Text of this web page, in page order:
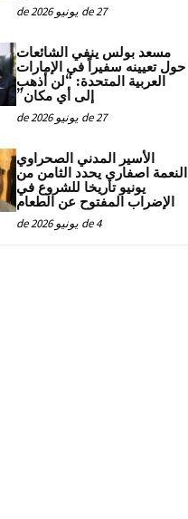
27 de يونيو de 2026
مسعد بولس ينفي الشائعات
حول تعيينه سفيراً في الإمارات
العربية المتحدة: “لن أذهب
إلى أي مكان”
27 de يونيو de 2026
الأسير المدني الصحراوي
النعمة اصفاري يحدد الثامن من
يونيو تاريخا للشروع في
الإضراب المفتوح عن الطعام
4 de يونيو de 2026